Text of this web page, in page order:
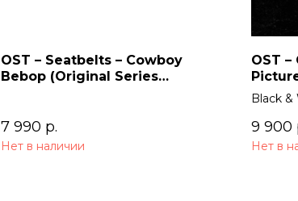
OST – Seatbelts – Cowboy
Bebop (Original Series
7 990 р.
Нет в наличии
OST
Black &
9 900
Нет в